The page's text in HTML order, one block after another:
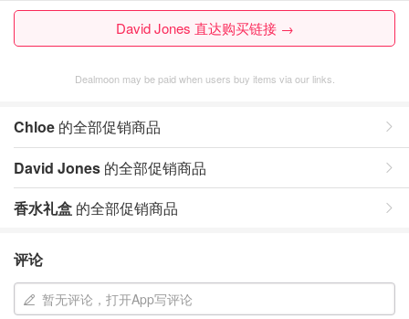
David Jones 直达购买链接 →
Dealmoon may be paid when users buy items via our links.
Chloe 的全部促销商品
David Jones 的全部促销商品
香水礼盒 的全部促销商品
评论
暂无评论，打开App写评论